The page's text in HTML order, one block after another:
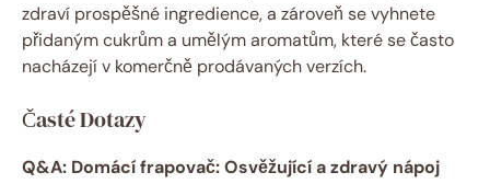
zdraví prospěšné ingredience, a zároveň se vyhnete
přidaným cukrům a umělým aromatům, které se často
nacházejí v komerčně prodávaných verzích.
Časté Dotazy
Q&A: Domácí frapovač: Osvěžující a zdravý nápoj